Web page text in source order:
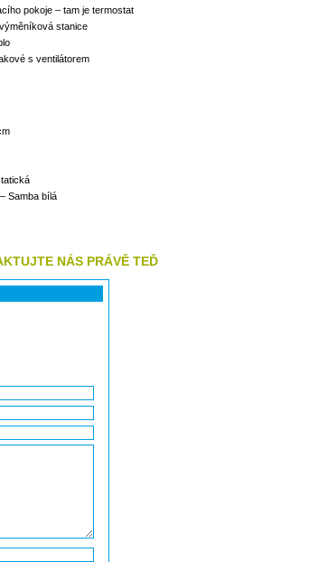
pokoje – tam je termostat
stanice
s ventilátorem
Samba bílá
NÁS PRÁVĚ TEĎ